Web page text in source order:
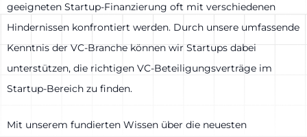
geeigneten Startup-Finanzierung oft mit verschiedenen
Hindernissen konfrontiert werden. Durch unsere umfassende
Kenntnis der VC-Branche können wir Startups dabei
unterstützen, die richtigen VC-Beteiligungsverträge im
Startup-Bereich zu finden.
Mit unserem fundierten Wissen über die neuesten